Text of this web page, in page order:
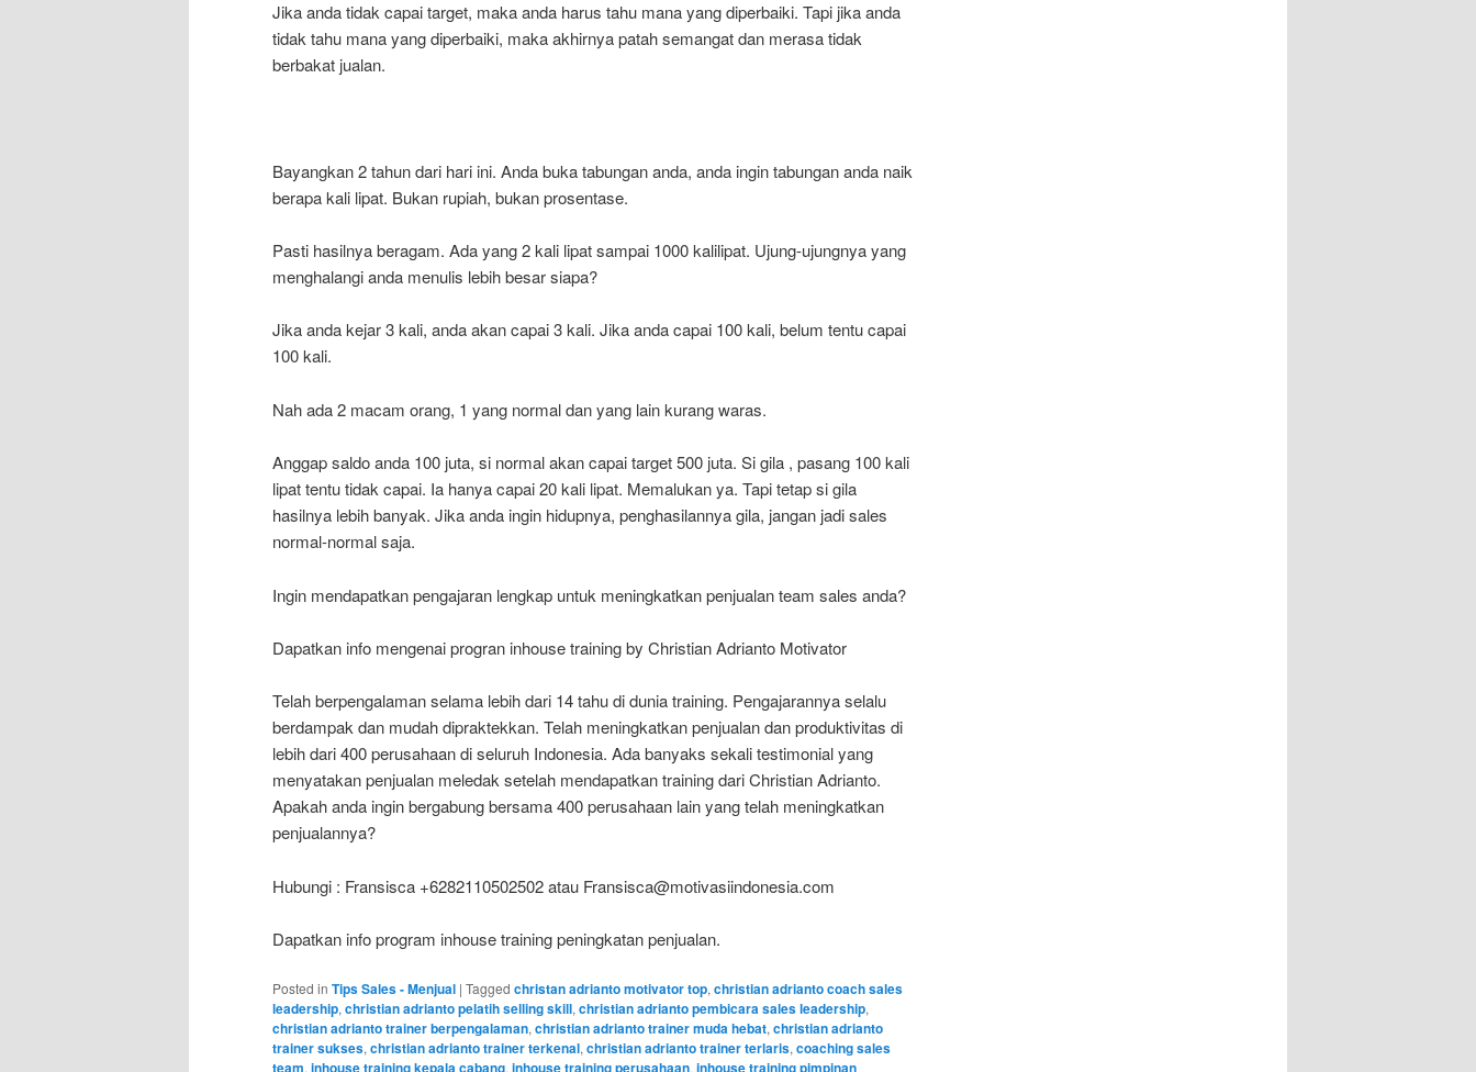
Jika anda tidak capai target, maka anda harus tahu mana yang diperbaiki. Tapi jika anda
tidak tahu mana yang diperbaiki, maka akhirnya patah semangat dan merasa tidak
berbakat jualan.
Bayangkan 2 tahun dari hari ini. Anda buka tabungan anda, anda ingin tabungan anda naik
berapa kali lipat. Bukan rupiah, bukan prosentase.
Pasti hasilnya beragam. Ada yang 2 kali lipat sampai 1000 kalilipat. Ujung-ujungnya yang
menghalangi anda menulis lebih besar siapa?
Jika anda kejar 3 kali, anda akan capai 3 kali. Jika anda capai 100 kali, belum tentu capai
100 kali.
Nah ada 2 macam orang, 1 yang normal dan yang lain kurang waras.
Anggap saldo anda 100 juta, si normal akan capai target 500 juta. Si gila , pasang 100 kali
lipat tentu tidak capai. Ia hanya capai 20 kali lipat. Memalukan ya. Tapi tetap si gila
hasilnya lebih banyak. Jika anda ingin hidupnya, penghasilannya gila, jangan jadi sales
normal-normal saja.
Ingin mendapatkan pengajaran lengkap untuk meningkatkan penjualan team sales anda?
Dapatkan info mengenai progran inhouse training by Christian Adrianto Motivator
Telah berpengalaman selama lebih dari 14 tahu di dunia training. Pengajarannya selalu
berdampak dan mudah dipraktekkan. Telah meningkatkan penjualan dan produktivitas di
lebih dari 400 perusahaan di seluruh Indonesia. Ada banyaks sekali testimonial yang
menyatakan penjualan meledak setelah mendapatkan training dari Christian Adrianto.
Apakah anda ingin bergabung bersama 400 perusahaan lain yang telah meningkatkan
penjualannya?
Hubungi : Fransisca +6282110502502 atau Fransisca@motivasiindonesia.com
Dapatkan info program inhouse training peningkatan penjualan.
Posted in Tips Sales - Menjual | Tagged christan adrianto motivator top,christian adrianto coach sales
leadership,christian adrianto pelatih selling skill,christian adrianto pembicara sales leadership,
christian adrianto trainer berpengalaman,christian adrianto trainer muda hebat,christian adrianto
trainer sukses,christian adrianto trainer terkenal,christian adrianto trainer terlaris,coaching sales
, , ,